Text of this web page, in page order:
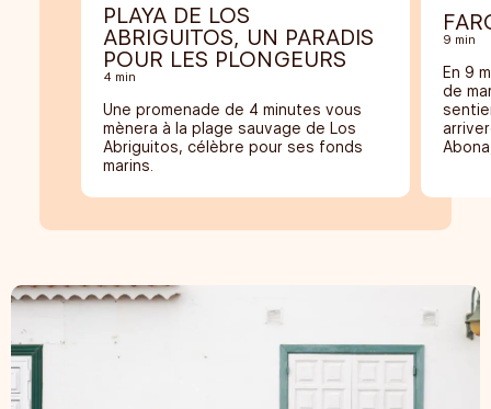
PLAYA DE LOS
ABRIGUITOS, UN PARADIS
POUR LES PLONGEURS
4 min
Une promenade de 4 minutes vous
mènera à la plage sauvage de Los
Abriguitos, célèbre pour ses fonds
marins.
9 min
En 9
de